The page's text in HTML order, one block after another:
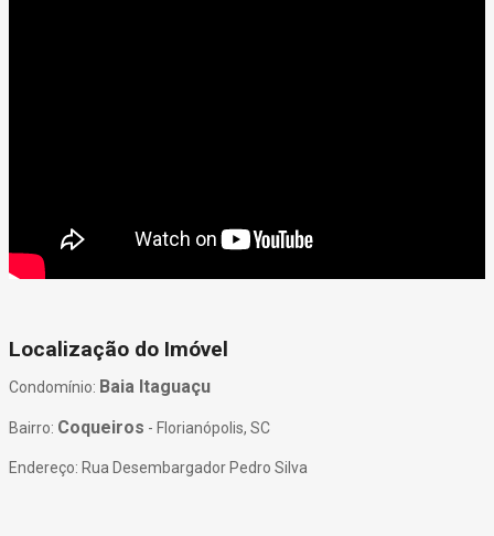
Localização do Imóvel
Condomínio: Baia Itaguaçu
Bairro: Coqueiros - Florianópolis, SC
Endereço: Rua Desembargador Pedro Silva